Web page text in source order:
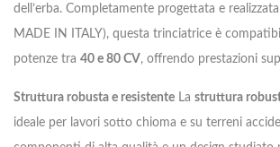
dell’erba. Completamente progettata e
MADE IN ITALY), questa trinciatrice è
potenze tra 40 e 80 CV, offrendo prestazioni
Struttura robusta e resistente La struttura
ideale per lavori sotto chioma e su terreni